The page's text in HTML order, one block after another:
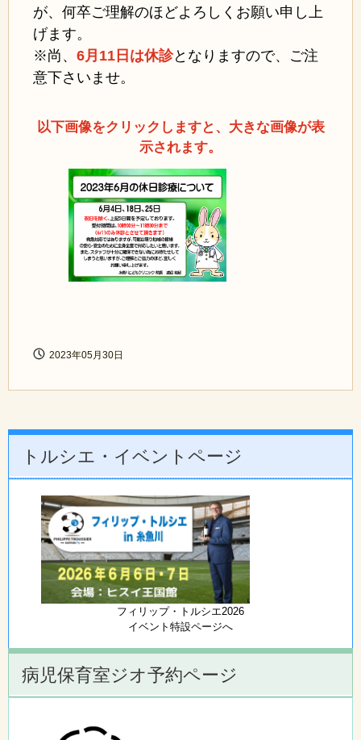
が、何卒ご理解のほどよろしくお願い申し上
げます。
※尚、 6月11日は休診となりますので、ご注
意下さいませ。
以下画像をクリックしますと、大きな画像が表
示されます。
2023年05月30日
トルシエ・イベントページ
フィリップ・トルシエ2026
イベント特設ページへ
病児保育室ジオ予約ページ